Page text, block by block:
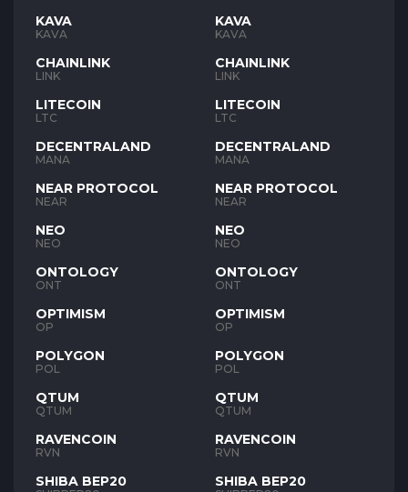
KAVA
KAVA
CHAINLINK
LINK
LITECOIN
LTC
DECENTRALAND
MANA
NEAR PROTOCOL
NEAR
NEO
NEO
ONTOLOGY
ONT
OPTIMISM
OP
POLYGON
POL
QTUM
QTUM
RAVENCOIN
RVN
SHIBA BEP20
KAVA
KAVA
CHAINLINK
LINK
LITECOIN
LTC
DECENTRALAND
MANA
NEAR PROTOCOL
NEAR
NEO
NEO
ONTOLOGY
ONT
OPTIMISM
OP
POLYGON
POL
QTUM
QTUM
RAVENCOIN
RVN
SHIBA BEP20